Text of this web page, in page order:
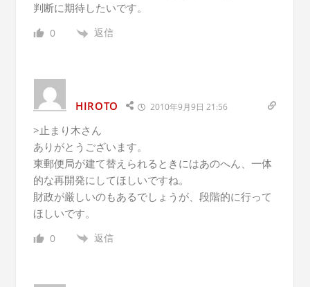
判断に期待したいです。
0 返信
HIROTO 2010年9月9日 21:56
>止まり木さん
ありがとうございます。
東郵便局が建て替えられるときにはあのへん、一体
的な再開発にしてほしいですね。
財政が厳しいのもあるでしょうが、段階的に行って
ほしいです。
0 返信